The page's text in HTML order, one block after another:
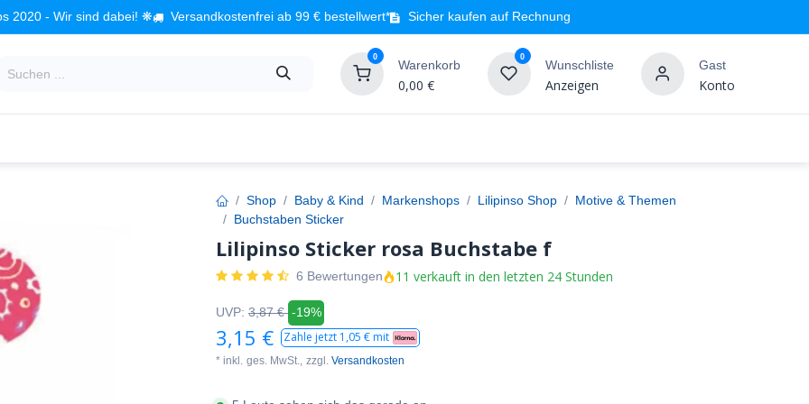
2020 - Wir sind dabei! ❋ Versandkostenfrei ab 99 € bestellwert* Sicher kaufen auf Rechnung
0
Warenkorb
0,00 €
0
Wunschliste
Anzeigen
Gast
Konto
Shop Baby & Kind Markenshops Lilipinso Shop
Motive & Themen
Buchstaben Sticker
Lilipinso Sticker rosa Buchstabe f
6 Bewertungen 11 verkauft in den letzten 24 Stunden
UVP: 3,87€ -19%
3,15 € Zahle jetzt 1,05 € mit
* inkl. ges. MwSt., zzgl. Versandkosten